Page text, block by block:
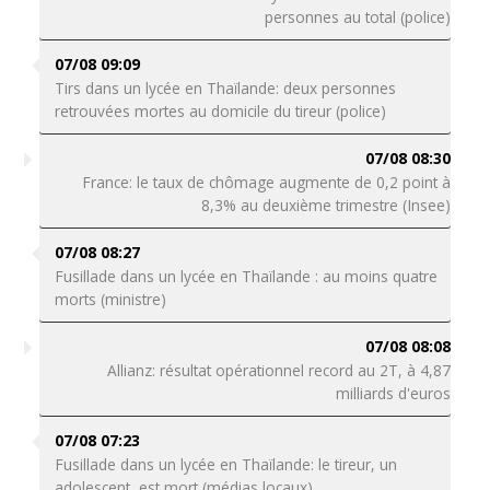
personnes au total (police)
07/08 09:09
Tirs dans un lycée en Thaïlande: deux personnes
retrouvées mortes au domicile du tireur (police)
07/08 08:30
France: le taux de chômage augmente de 0,2 point à
8,3% au deuxième trimestre (Insee)
07/08 08:27
Fusillade dans un lycée en Thaïlande : au moins quatre
morts (ministre)
07/08 08:08
Allianz: résultat opérationnel record au 2T, à 4,87
milliards d'euros
07/08 07:23
Fusillade dans un lycée en Thaïlande: le tireur, un